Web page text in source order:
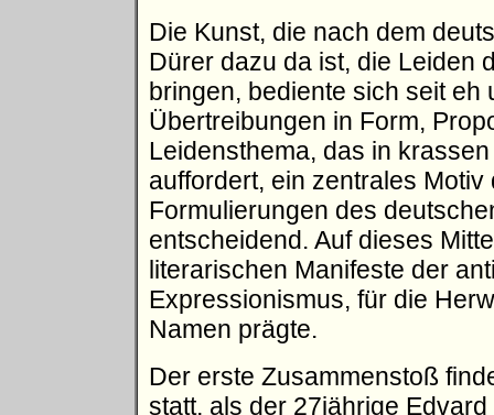
Die Kunst, die nach dem
Dürer dazu da ist, die Leiden
bringen, bediente sich seit
Übertreibungen in Form,
Leidensthema, das in
auffordert, ein zentrales
Formulierungen des
entscheidend. Auf dieses
literarischen Manifeste der
Expressionismus, für die
Namen prägte.
Der erste Zusammenstoß
statt, als der 27jährige